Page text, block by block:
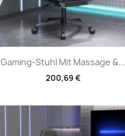
Gaming-Stuhl Mit Massage &...
200,69 €
Vorschau